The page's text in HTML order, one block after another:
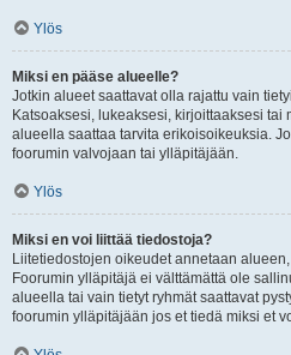
Ylös
Miksi en pääse alueelle?
Jotkin alueet saattavat olla rajattu vain
Katsoaksesi, lukeaksesi, kirjoittaaksesi tai
alueella saattaa tarvita erikoisoikeuksia.
foorumin valvojaan tai ylläpitäjään.
Ylös
Miksi en voi liittää tiedostoja?
Liitetiedostojen oikeudet annetaan
Foorumin ylläpitäjä ei välttämättä ole
alueella tai vain tietyt ryhmät saattavat
foorumin ylläpitäjään jos et tiedä miksi et